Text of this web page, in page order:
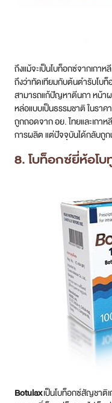
ถึงแม้จะเป็นโบท็อกซ์จากเกา
ถึงว่าทัดเทียมกับต้นตำรับโบ
สามารถแก้ปัญหาตีนกา หน้า
หล่อแบบเป็นธรรมชาติ ในรา
ถูกถอดจาก อย. ไทยและเกา
การผลิต แต่ปัจจุบันได้กลับถูก
8. โบท็อกซ์ยี่ห้อโ
Botulaxเป็นโบท็อกซ์สัญชาติเ